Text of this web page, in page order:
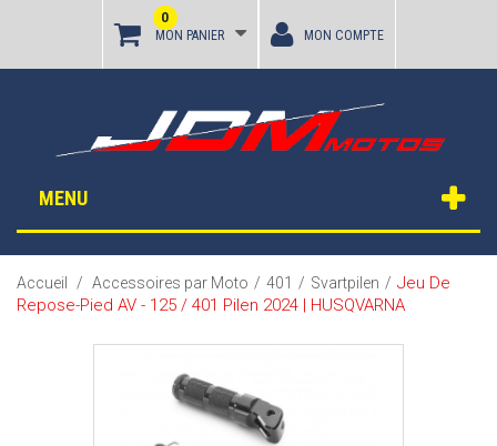
MON PANIER
0
MON COMPTE
MENU
Accueil / Accessoires par Moto / 401 / Svartpilen / Jeu De
Repose-Pied AV - 125 / 401 Pilen 2024 | HUSQVARNA